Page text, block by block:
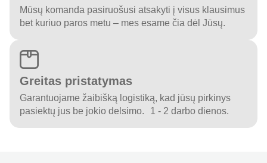
Mūsų komanda pasiruošusi atsakyti į visus klausimus
bet kuriuo paros metu – mes esame čia dėl Jūsų.
Greitas pristatymas
Garantuojame žaibišką logistiką, kad jūsų pirkinys
pasiektų jus be jokio delsimo. 1 - 2 darbo dienos.